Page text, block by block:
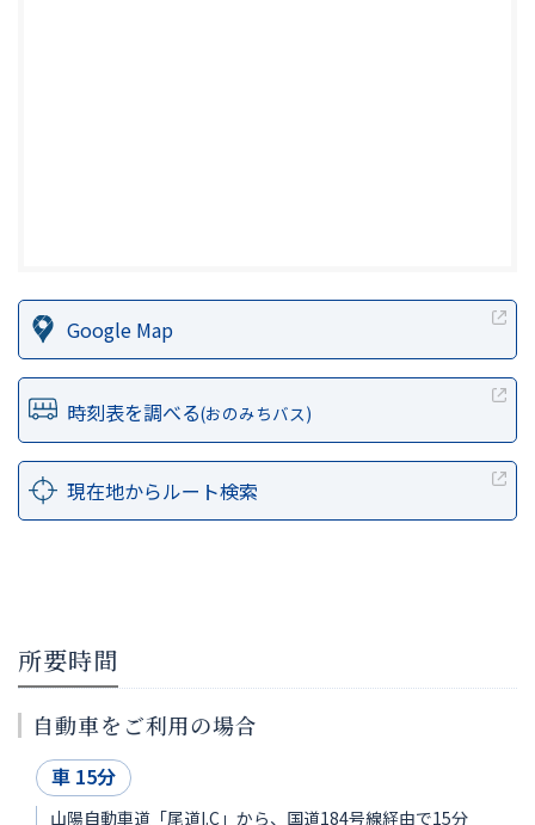
Google Map
時刻表を調べる(おのみちバス)
現在地からルート検索
所要時間
自動車をご利用の場合
車 15分
山陽自動車道「尾道I.C」から、国道184号線経由で15分